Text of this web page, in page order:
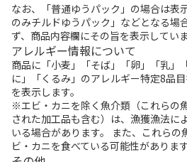
なお、「普通ゆうパック」の場合は表
のみチルドゆうパック」などとなる場
ず、商品内容欄にその旨を表示していま
アレルギー情報について
商品に「小麦」「そば」「卵」「乳」
に」「くるみ」のアレルギー特定8品
を表示します。
※エビ・カニを除く魚介類（これらの
された加工品も含む）は、漁獲漁法に
いる場合があります。 また、これらの
ビ・カニを食べている可能性があります